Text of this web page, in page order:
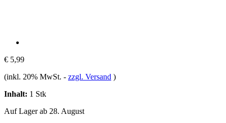
€ 5,99
(inkl. 20% MwSt. - zzgl. Versand )
Inhalt: 1 Stk
Auf Lager ab 28. August